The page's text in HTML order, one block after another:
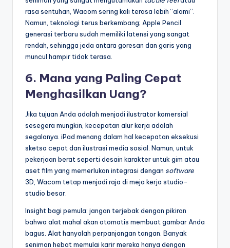
rasa sentuhan, Wacom sering kali terasa lebih “alami”.
Namun, teknologi terus berkembang; Apple Pencil
generasi terbaru sudah memiliki latensi yang sangat
rendah, sehingga jeda antara goresan dan garis yang
muncul hampir tidak terasa.
6. Mana yang Paling Cepat
Menghasilkan Uang?
Jika tujuan Anda adalah menjadi ilustrator komersial
sesegera mungkin, kecepatan alur kerja adalah
segalanya. iPad menang dalam hal kecepatan eksekusi
sketsa cepat dan ilustrasi media sosial. Namun, untuk
pekerjaan berat seperti desain karakter untuk gim atau
aset film yang memerlukan integrasi dengan software
3D, Wacom tetap menjadi raja di meja kerja studio-
studio besar.
Insight bagi pemula: jangan terjebak dengan pikiran
bahwa alat mahal akan otomatis membuat gambar Anda
bagus. Alat hanyalah perpanjangan tangan. Banyak
seniman hebat memulai karir mereka hanya dengan